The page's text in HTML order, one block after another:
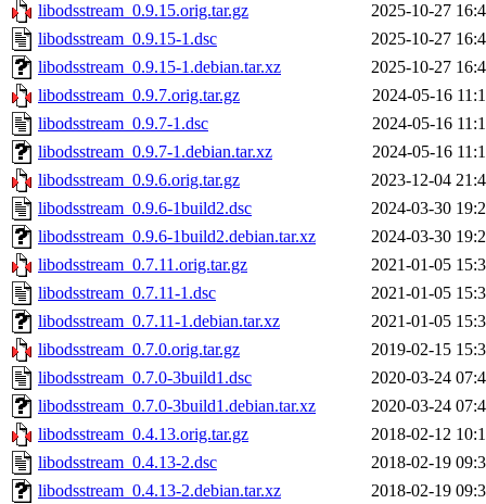
libodsstream_0.9.15.orig.tar.gz
2025-10-27
libodsstream_0.9.15-1.dsc
2025-10-27
libodsstream_0.9.15-1.debian.tar.xz
2025-10-27
libodsstream_0.9.7.orig.tar.gz
2024-05-16
libodsstream_0.9.7-1.dsc
2024-05-16
libodsstream_0.9.7-1.debian.tar.xz
2024-05-16
libodsstream_0.9.6.orig.tar.gz
2023-12-04
libodsstream_0.9.6-1build2.dsc
2024-03-30
libodsstream_0.9.6-1build2.debian.tar.xz
2024-03-30
libodsstream_0.7.11.orig.tar.gz
2021-01-05
libodsstream_0.7.11-1.dsc
2021-01-05
libodsstream_0.7.11-1.debian.tar.xz
2021-01-05
libodsstream_0.7.0.orig.tar.gz
2019-02-15
libodsstream_0.7.0-3build1.dsc
2020-03-24
libodsstream_0.7.0-3build1.debian.tar.xz
2020-03-24
libodsstream_0.4.13.orig.tar.gz
2018-02-12
libodsstream_0.4.13-2.dsc
2018-02-19
libodsstream_0.4.13-2.debian.tar.xz
2018-02-19